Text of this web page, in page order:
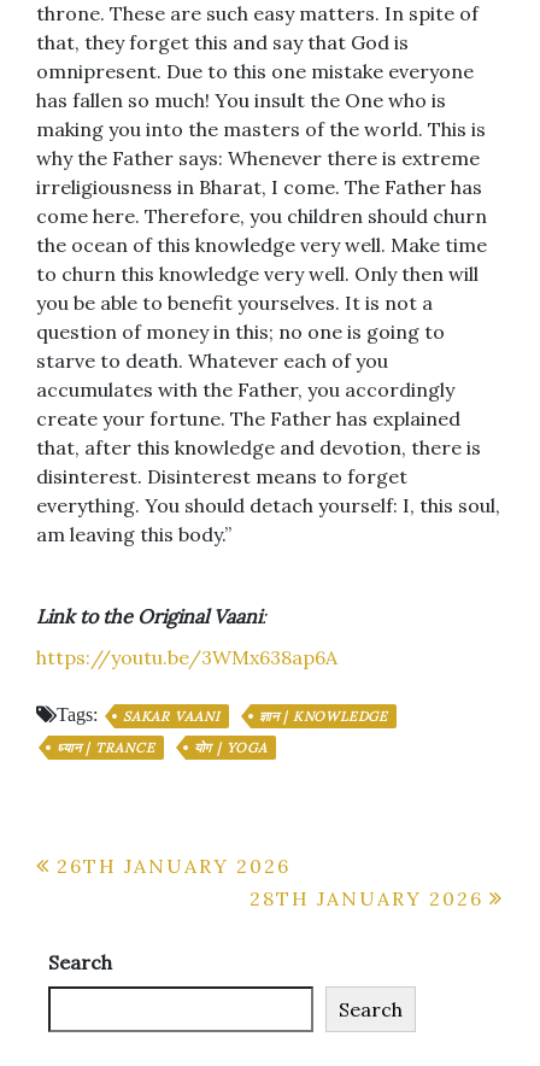
throne. These are such easy matters. In spite of
that, they forget this and say that God is
omnipresent. Due to this one mistake everyone
has fallen so much! You insult the One who is
making you into the masters of the world. This is
why the Father says: Whenever there is extreme
irreligiousness in Bharat, I come. The Father has
come here. Therefore, you children should churn
the ocean of this knowledge very well. Make time
to churn this knowledge very well. Only then will
you be able to benefit yourselves. It is not a
question of money in this; no one is going to
starve to death. Whatever each of you
accumulates with the Father, you accordingly
create your fortune. The Father has explained
that, after this knowledge and devotion, there is
disinterest. Disinterest means to forget
everything. You should detach yourself: I, this soul,
am leaving this body.”
Link to the Original Vaani:
https://youtu.be/3WMx638ap6A
Tags: SAKAR VAANI
ज्ञान | KNOWLEDGE
ध्यान | TRANCE
योग | YOGA
Post
26TH JANUARY 2026
28TH JANUARY 2026
Search
Search